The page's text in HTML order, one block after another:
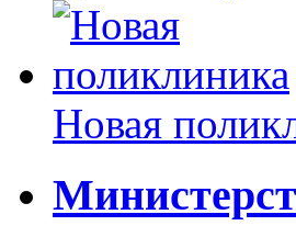
Новая